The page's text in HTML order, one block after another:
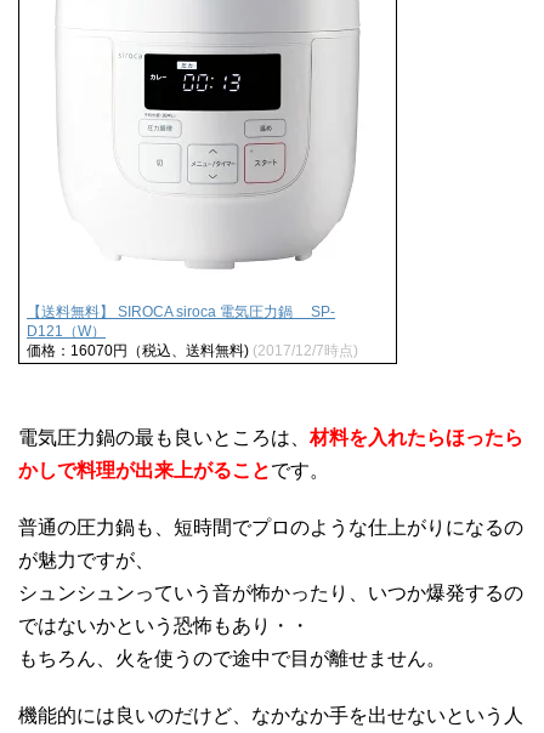
【送料無料】 SIROCA siroca 電気圧力鍋 SP-
D121（W）
価格：16070円（税込、送料無料) (2017/12/7時点)
電気圧力鍋の最も良いところは、材料を入れたらほったら
かしで料理が出来上がることです。
普通の圧力鍋も、短時間でプロのような仕上がりになるの
が魅力ですが、
シュンシュンっていう音が怖かったり、いつか爆発するの
ではないかという恐怖もあり・・
もちろん、火を使うので途中で目が離せません。
機能的には良いのだけど、なかなか手を出せないという人